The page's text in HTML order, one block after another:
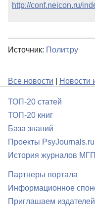
http://conf.neicon.ru/
Источник: Полит.ру
Все новости Новости
ТОП-20 статей
ТОП-20 книг
База знаний
Проекты PsyJournals.ru
История журналов
Партнеры портала
Информационное
Приглашаем издателей